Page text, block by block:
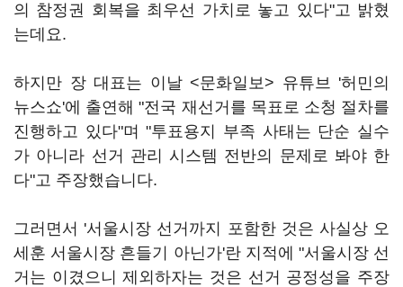
의 참정권 회복을 최우선 가치로 놓고 있다"고 밝혔
는데요.
하지만 장 대표는 이날 <문화일보> 유튜브 '허민의
뉴스쇼'에 출연해 "전국 재선거를 목표로 소청 절차를
진행하고 있다"며 "투표용지 부족 사태는 단순 실수
가 아니라 선거 관리 시스템 전반의 문제로 봐야 한
다"고 주장했습니다.
그러면서 '서울시장 선거까지 포함한 것은 사실상 오
세훈 서울시장 흔들기 아닌가'란 지적에 "서울시장 선
거는 이겼으니 제외하자는 것은 선거 공정성을 주장